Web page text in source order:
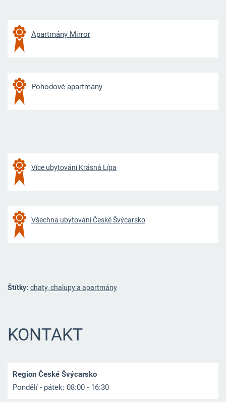
Apartmány Mirror
Pohodové apartmány
Více ubytování Krásná Lípa
Všechna ubytování České Švýcarsko
Štítky: chaty, chalupy a apartmány
KONTAKT
Region České Švýcarsko
Pondělí - pátek: 08:00 - 16:30